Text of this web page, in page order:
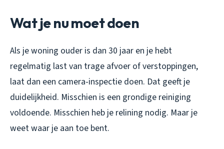
Wat je nu moet doen
Als je woning ouder is dan 30 jaar en je hebt
regelmatig last van trage afvoer of verstoppingen,
laat dan een camera-inspectie doen. Dat geeft je
duidelijkheid. Misschien is een grondige reiniging
voldoende. Misschien heb je relining nodig. Maar je
weet waar je aan toe bent.